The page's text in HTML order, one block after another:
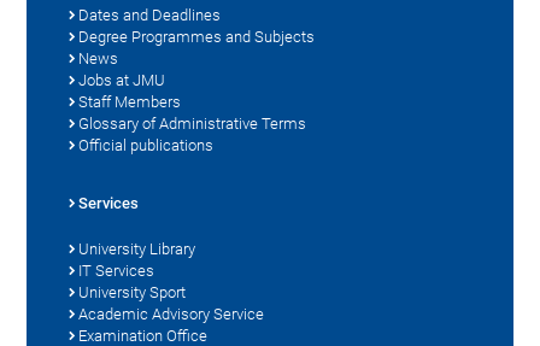
Dates and Deadlines
Degree Programmes and Subjects
News
Jobs at JMU
Staff Members
Glossary of Administrative Terms
Official publications
Services
University Library
IT Services
University Sport
Academic Advisory Service
Examination Office